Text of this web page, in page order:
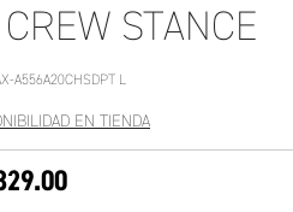
STANCE
A556A20CHSDPT L
EN TIENDA